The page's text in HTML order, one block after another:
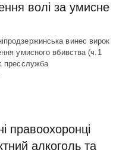
волі за умисне
винес вирок
умисного вбивства (ч.1
пресслужба
правоохоронці
алкоголь та